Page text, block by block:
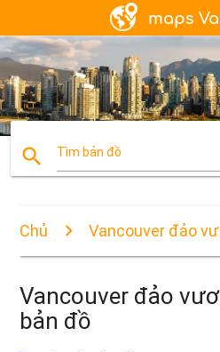
search Tìm bản đồ
Chủ Vancouver đảo
Vancouver đảo
bản đồ